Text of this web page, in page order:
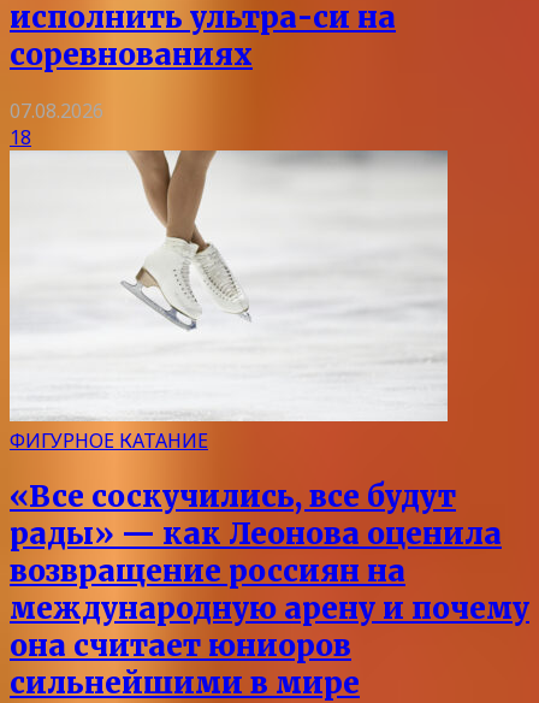
исполнить ультра-си на
соревнованиях
07.08.2026
18
ФИГУРНОЕ КАТАНИЕ
«Все соскучились, все будут
рады» — как Леонова оценила
возвращение россиян на
международную арену и почему
она считает юниоров
сильнейшими в мире